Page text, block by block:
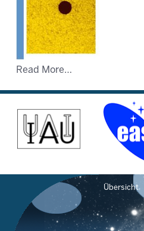
Read More…
Übersicht